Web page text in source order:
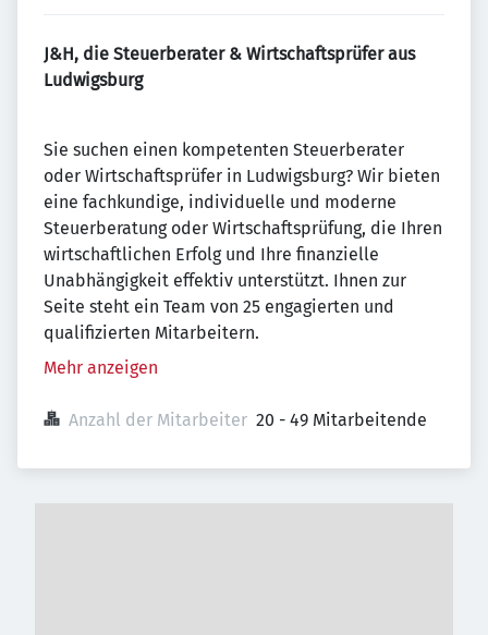
J&H, die Steuerberater & Wirtschaftsprüfer aus
Ludwigsburg
Sie suchen einen kompetenten Steuerberater
oder Wirtschaftsprüfer in Ludwigsburg? Wir bieten
eine fachkundige, individuelle und moderne
Steuerberatung oder Wirtschaftsprüfung, die Ihren
wirtschaftlichen Erfolg und Ihre finanzielle
Unabhängigkeit effektiv unterstützt. Ihnen zur
Seite steht ein Team von 25 engagierten und
qualifizierten Mitarbeitern.
Mehr anzeigen
Anzahl der Mitarbeiter 20 - 49 Mitarbeitende